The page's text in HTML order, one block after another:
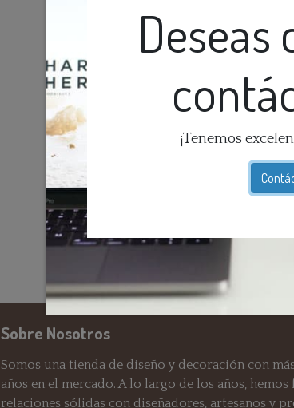
Deseas
¡Tenemos
Sobre Nosotros
Somos una tienda de diseño y decoración con
años en el mercado. A lo largo de los años,
relaciones sólidas con diseñadores, artesanos y